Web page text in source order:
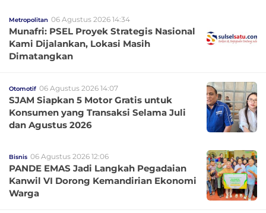
Metropolitan 06 Agustus 2026 14:34
Munafri: PSEL Proyek Strategis Nasional
Kami Dijalankan, Lokasi Masih
Dimatangkan
Otomotif 06 Agustus 2026 14:07
SJAM Siapkan 5 Motor Gratis untuk
Konsumen yang Transaksi Selama Juli
dan Agustus 2026
Bisnis 06 Agustus 2026 12:06
PANDE EMAS Jadi Langkah Pegadaian
Kanwil VI Dorong Kemandirian Ekonomi
Warga